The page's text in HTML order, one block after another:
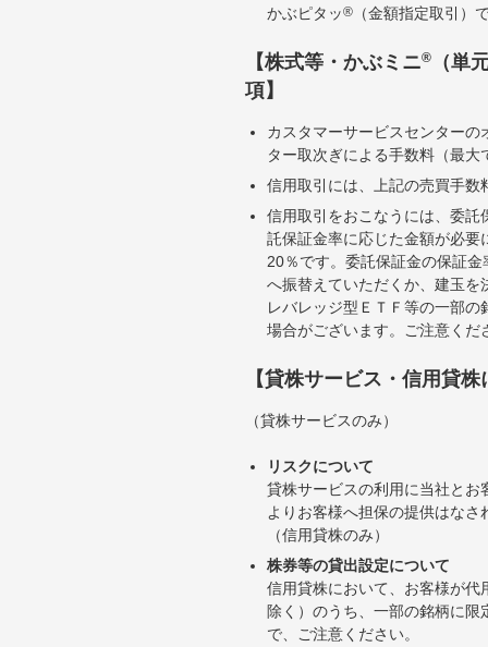
かぶピタッ® （金額指定取引）
【株式等・かぶミニ®
（単
項】
カスタマーサービスセンター
ター取次ぎによる手数料（最
信用取引には、上記の売買手
信用取引をおこなうには、委
託保証金率に応じた金額が必
20％です。委託保証金の保証
へ振替えていただくか、建玉
レバレッジ型ＥＴＦ等の一部
場合がございます。ご注意くだ
【貸株サービス・信用貸
（貸株サービスのみ）
リスクについて
貸株サービスの利用に当社と
よりお客様へ担保の提供はな
（信用貸株のみ）
株券等の貸出設定について
信用貸株において、お客様が
除く）のうち、一部の銘柄に
で、ご注意ください。